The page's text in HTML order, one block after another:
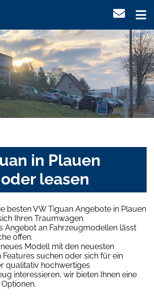
in Plauen
leasen
besten VW Tiguan Angebote in Plauen
Ihren Traumwagen.
Angebot an Fahrzeugmodellen lässt
offen.
Modell mit den neuesten
suchen oder sich für ein
qualitativ hochwertiges
interessieren, wir bieten Ihnen eine